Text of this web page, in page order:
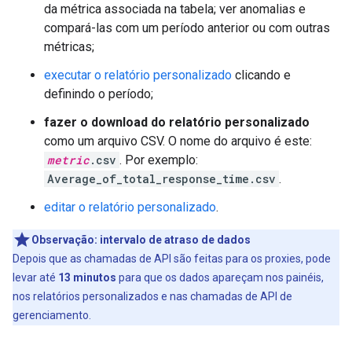
da métrica associada na tabela; ver anomalias e
compará-las com um período anterior ou com outras
métricas;
executar o relatório personalizado clicando e
definindo o período;
fazer o download do relatório personalizado
como um arquivo CSV. O nome do arquivo é este:
metric.csv . Por exemplo:
Average_of_total_response_time.csv .
editar o relatório personalizado.
Observação: intervalo de atraso de dados
Depois que as chamadas de API são feitas para os proxies, pode
levar até 13 minutos para que os dados apareçam nos painéis,
nos relatórios personalizados e nas chamadas de API de
gerenciamento.